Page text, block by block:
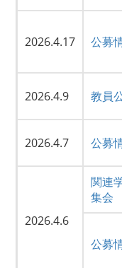
2026.4.17 公募
2026.4.9 教員
2026.4.7 公募
2026.4.6
関連
集会
公募